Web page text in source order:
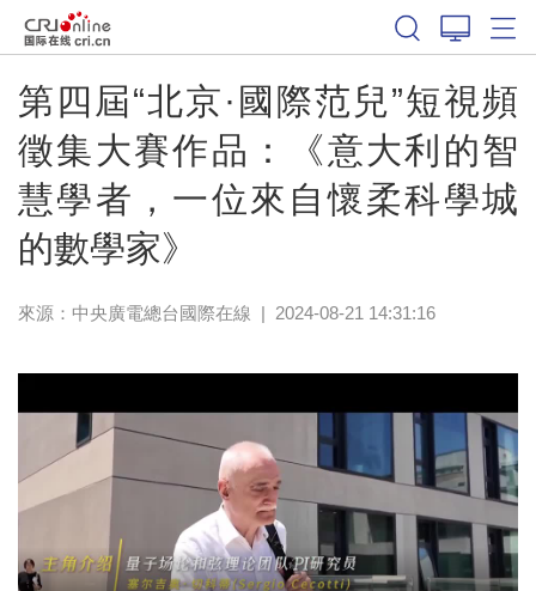
第四屆“北京·國際范兒”短視頻
徵集大賽作品：《意大利的智
慧學者，一位來自懷柔科學城
的數學家》
來源：中央廣電總台國際在線 | 2024-08-21 14:31:16